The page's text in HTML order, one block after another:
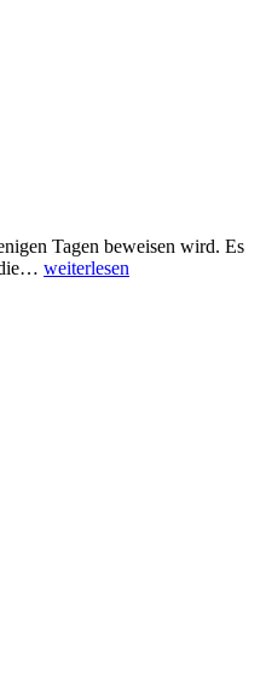
Tagen beweisen wird. Es
die… Filmfest
weiterlesen